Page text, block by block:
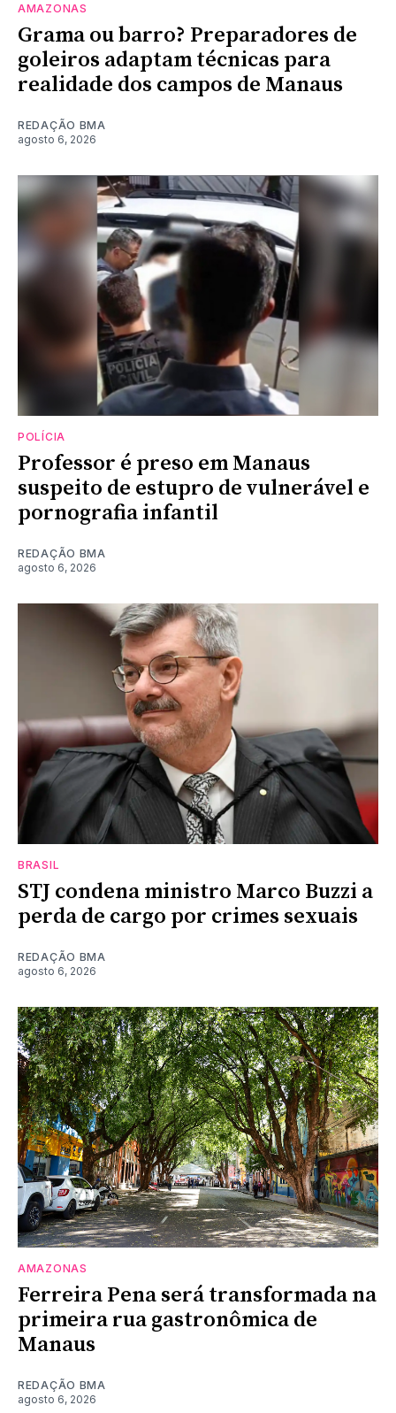
AMAZONAS
Grama ou barro? Preparadores de
goleiros adaptam técnicas para
realidade dos campos de Manaus
REDAÇÃO BMA
agosto 6, 2026
POLÍCIA
Professor é preso em Manaus
suspeito de estupro de vulnerável e
pornografia infantil
REDAÇÃO BMA
agosto 6, 2026
BRASIL
STJ condena ministro Marco Buzzi a
perda de cargo por crimes sexuais
REDAÇÃO BMA
agosto 6, 2026
AMAZONAS
Ferreira Pena será transformada na
primeira rua gastronômica de
Manaus
REDAÇÃO BMA
agosto 6, 2026